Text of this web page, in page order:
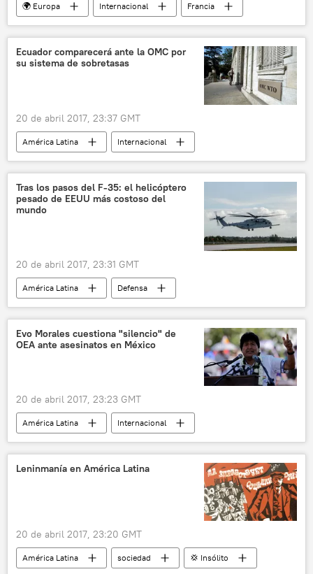
🌍 Europa Internacional
Francia
París
tiroteo
identificación
noticias
Ecuador comparecerá ante la OMC por
su sistema de sobretasas
20 de abril 2017, 23:37 GMT
América Latina
Internacional
Economía
Ecuador
Organización Mundial del Comercio (OMC)
crisis económica
sobretasa
Tras los pasos del F-35: el helicóptero
pesado de EEUU más costoso del
mundo
20 de abril 2017, 23:31 GMT
América Latina
Defensa
Internacional
América del Norte
EEUU
Armada de EEUU
Bloomberg
CH-53K
helicópteros noticias
Evo Morales cuestiona "silencio" de
OEA ante asesinatos en México
20 de abril 2017, 23:23 GMT
América Latina
Internacional
México
Bolivia
Evo Morales
Organización de Estados Americanos (OEA)
Leninmanía en América Latina
20 de abril 2017, 23:20 GMT
América Latina sociedad
💢 Insólito